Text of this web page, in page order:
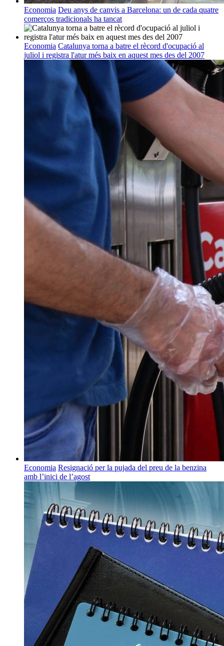
Economia Deu anys de canvis a Barcelona: un de cada quatre
comerços tradicionals ha tancat
Economia Catalunya torna a batre el rècord d'ocupació al
juliol i registra l'atur més baix en aquest mes des del 2007
Economia Resignació per la pujada del preu de la benzina
amb l’inici de l’agost